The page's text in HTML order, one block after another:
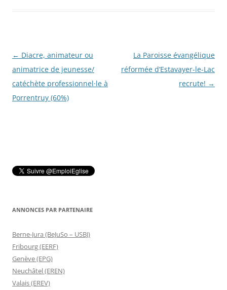
Navigation
des
articles
← Diacre, animateur ou
animatrice de jeunesse/
catéchète professionnel·le à
Porrentruy (60%)
La Paroisse évangélique
réformée d’Estavayer-le-Lac
recrute! →
ANNONCES PAR PARTENAIRE
Berne-Jura (BeJuSo – USBJ)
Fribourg (EERF)
Genève (EPG)
Neuchâtel (EREN)
Valais (EREV)